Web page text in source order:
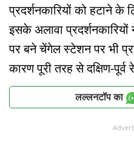
प्रदर्शनकारियों को हटाने के
इसके अलावा
पर बने चेंगेल स्टेशन पर भी
कारण पूरी तरह से दक्षिण-
लल्लनटॉप का